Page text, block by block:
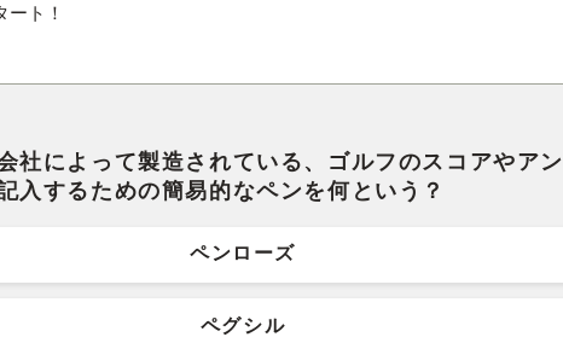
ート！
社によって製造されている、ゴルフのスコアやアン
入するための簡易的なペンを何という？
ペンローズ
ペグシル